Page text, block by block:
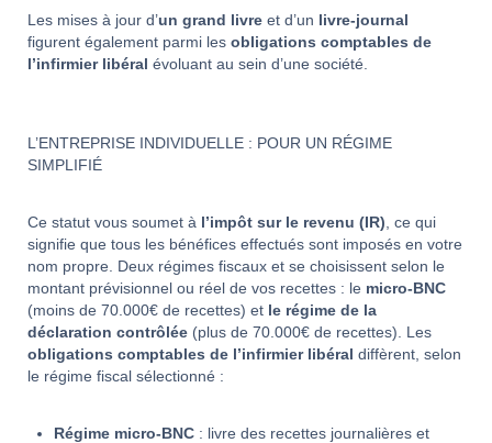
Les mises à jour d’un grand livre et d’un livre-journal
figurent également parmi les obligations comptables de
l’infirmier libéral évoluant au sein d’une société.
L’ENTREPRISE INDIVIDUELLE : POUR UN RÉGIME
SIMPLIFIÉ
Ce statut vous soumet à l’impôt sur le revenu (IR) , ce qui
signifie que tous les bénéfices effectués sont imposés en votre
nom propre. Deux régimes fiscaux et se choisissent selon le
montant prévisionnel ou réel de vos recettes : le micro-BNC
(moins de 70.000€ de recettes) et le régime de la
déclaration contrôlée (plus de 70.000€ de recettes). Les
obligations comptables de l’infirmier libéral diffèrent, selon
le régime fiscal sélectionné :
Régime micro-BNC : livre des recettes journalières et